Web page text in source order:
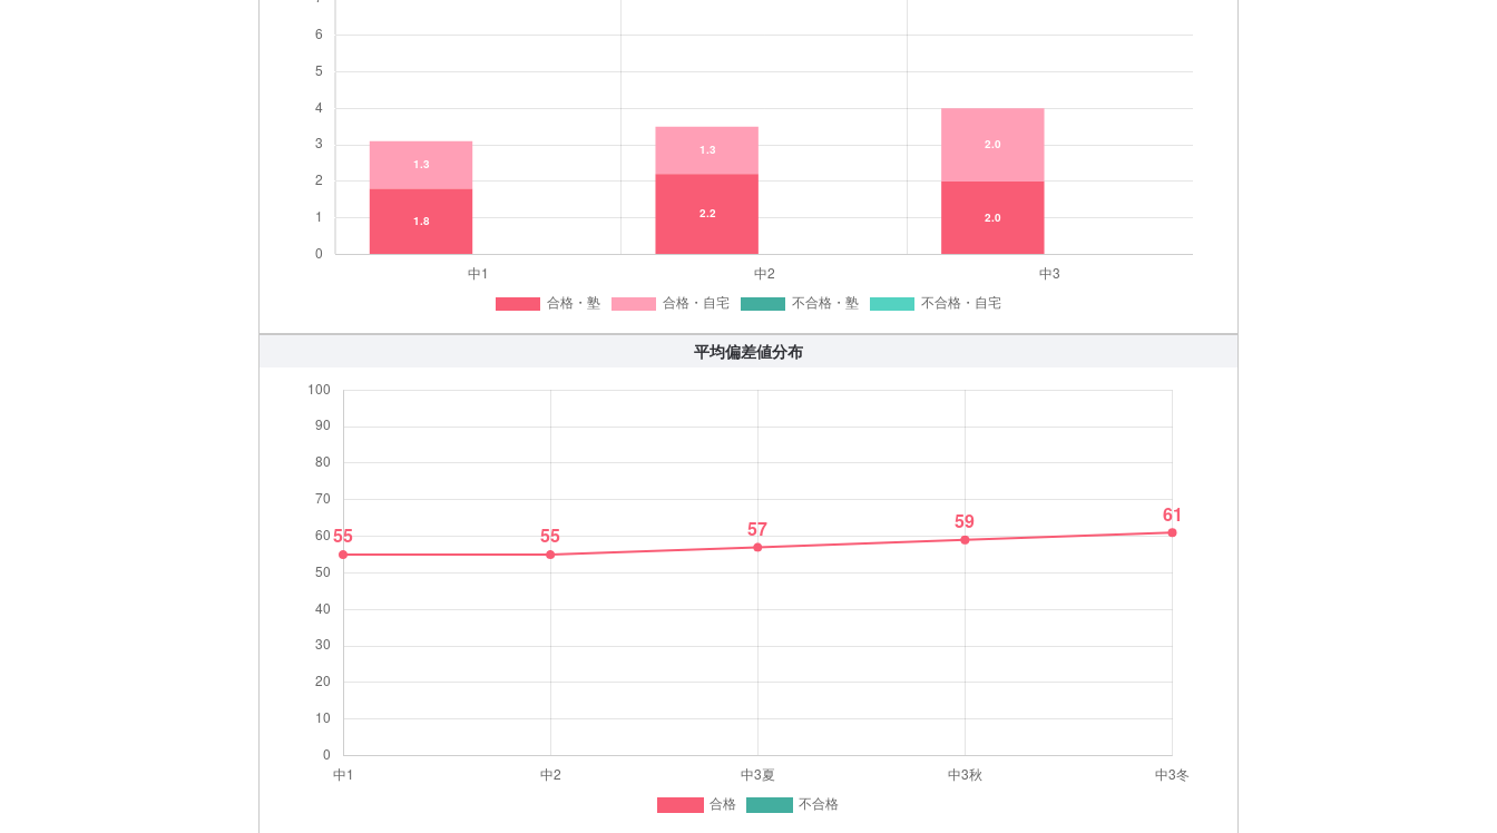
平均偏差値分布